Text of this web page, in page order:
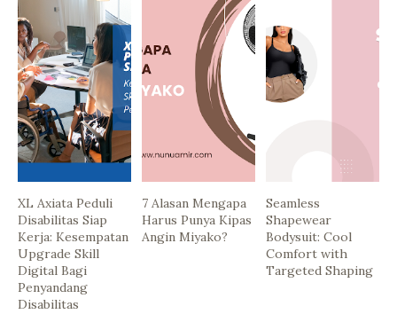
XL Axiata Peduli
Disabilitas Siap
Kerja: Kesempatan
Upgrade Skill
Digital Bagi
Penyandang
Disabilitas
7 Alasan Mengapa
Harus Punya Kipas
Angin Miyako?
Seamless
Shapewear
Bodysuit: Cool
Comfort with
Targeted Shaping